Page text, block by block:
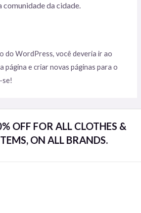
comunidade da cidade.
do WordPress, você deveria ir ao
página e criar novas páginas para o
se!
OFF FOR ALL CLOTHES &
ON ALL BRANDS.